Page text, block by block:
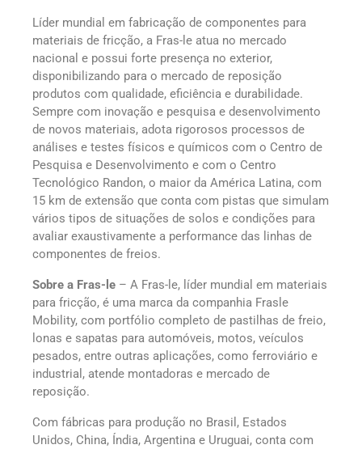
Líder mundial em fabricação de componentes para
materiais de fricção, a Fras-le atua no mercado
nacional e possui forte presença no exterior,
disponibilizando para o mercado de reposição
produtos com qualidade, eficiência e durabilidade.
Sempre com inovação e pesquisa e desenvolvimento
de novos materiais, adota rigorosos processos de
análises e testes físicos e químicos com o Centro de
Pesquisa e Desenvolvimento e com o Centro
Tecnológico Randon, o maior da América Latina, com
15 km de extensão que conta com pistas que simulam
vários tipos de situações de solos e condições para
avaliar exaustivamente a performance das linhas de
componentes de freios.
Sobre a Fras-le – A Fras-le, líder mundial em materiais
para fricção, é uma marca da companhia Frasle
Mobility, com portfólio completo de pastilhas de freio,
lonas e sapatas para automóveis, motos, veículos
pesados, entre outras aplicações, como ferroviário e
industrial, atende montadoras e mercado de
reposição.
Com fábricas para produção no Brasil, Estados
Unidos, China, Índia, Argentina e Uruguai, conta com